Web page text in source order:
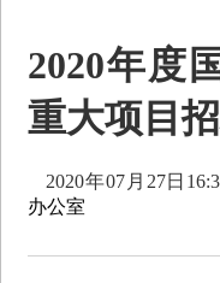
2020年度
重大项目
2020年07月27日
办公室